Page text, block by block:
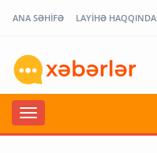
ANA SƏHİFƏ LAYİHƏ HAQQINDA